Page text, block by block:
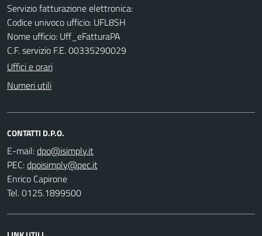
Servizio fatturazione elettronica:
Codice univoco ufficio: UFL8SH
Nome ufficio: Uff_eFatturaPA
C.F. servizio F.E. 00335290029
Uffici e orari
Numeri utili
CONTATTI D.P.O.
E-mail:
PEC:
Enrico Capirone
Tel. 0125.1899500